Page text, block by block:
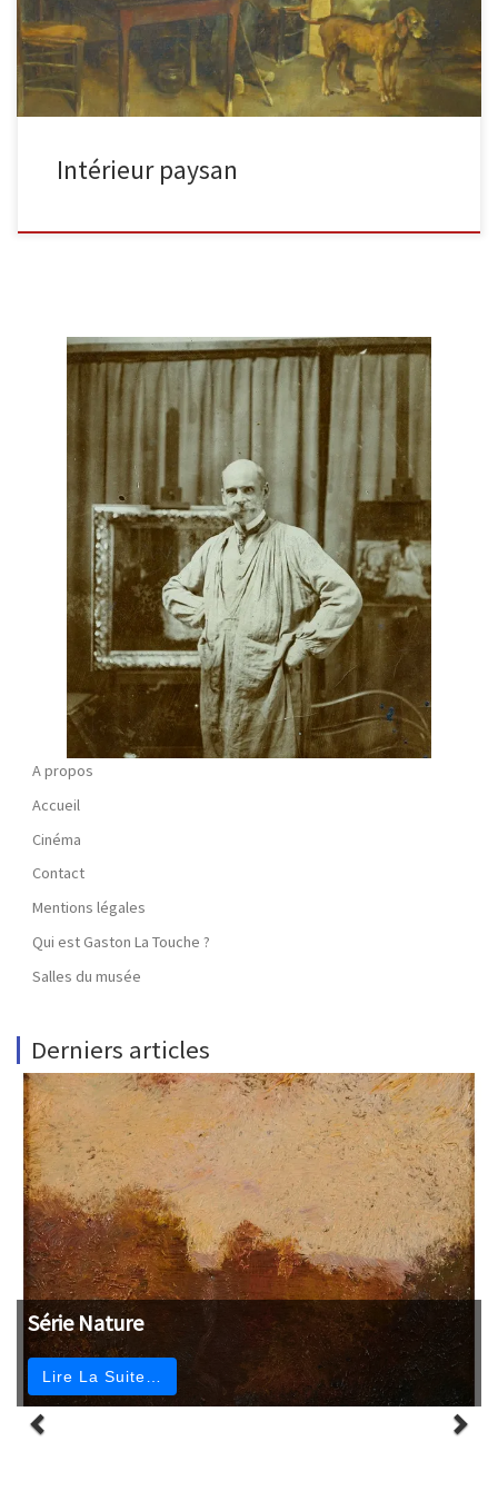
Intérieur paysan
A propos
Accueil
Cinéma
Contact
Mentions légales
Qui est Gaston La Touche ?
Salles du musée
Derniers articles
Série Nature
Lire La Suite…